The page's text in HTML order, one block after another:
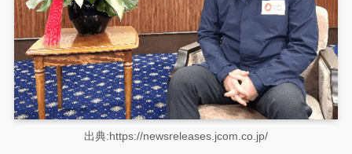
出典:https://newsreleases.jcom.co.jp/